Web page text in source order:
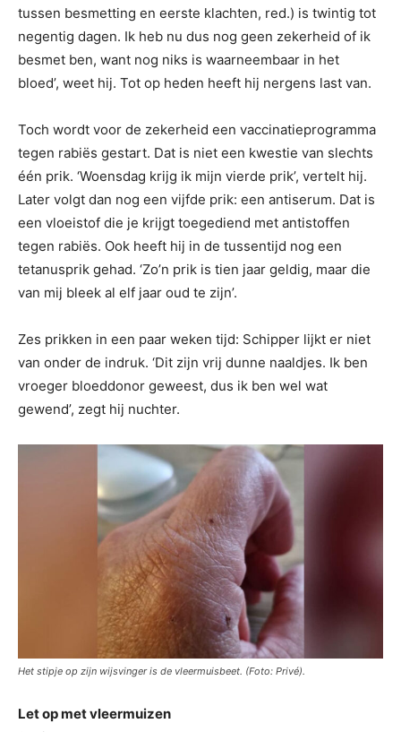
tussen besmetting en eerste klachten, red.) is twintig tot
negentig dagen. Ik heb nu dus nog geen zekerheid of ik
besmet ben, want nog niks is waarneembaar in het
bloed’, weet hij. Tot op heden heeft hij nergens last van.
Toch wordt voor de zekerheid een vaccinatieprogramma
tegen rabiës gestart. Dat is niet een kwestie van slechts
één prik. ‘Woensdag krijg ik mijn vierde prik’, vertelt hij.
Later volgt dan nog een vijfde prik: een antiserum. Dat is
een vloeistof die je krijgt toegediend met antistoffen
tegen rabiës. Ook heeft hij in de tussentijd nog een
tetanusprik gehad. ‘Zo’n prik is tien jaar geldig, maar die
van mij bleek al elf jaar oud te zijn’.
Zes prikken in een paar weken tijd: Schipper lijkt er niet
van onder de indruk. ‘Dit zijn vrij dunne naaldjes. Ik ben
vroeger bloeddonor geweest, dus ik ben wel wat
gewend’, zegt hij nuchter.
Het stipje op zijn wijsvinger is de vleermuisbeet. (Foto: Privé).
Let op met vleermuizen